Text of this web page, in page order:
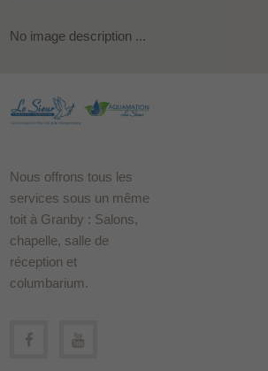
No image description ...
Nous offrons tous les
services sous un même
toit à Granby : Salons,
chapelle, salle de
réception et
columbarium.